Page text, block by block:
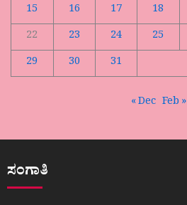
15
16 17 18
22
23 24 25
29
30 31
« Dec Feb »
ಸಂಗಾತಿ